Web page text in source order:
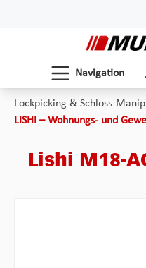
Navigation
Lockpicking & Schloss-
LISHI – Wohnungs- und
Lishi M18-